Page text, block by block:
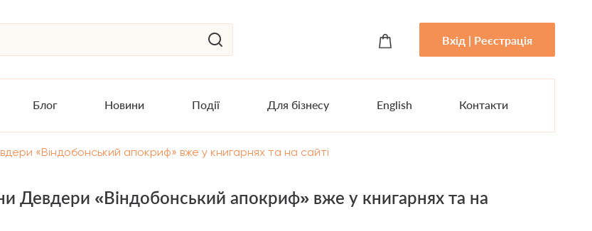
Вхід | Реєстрація
Блог Новини Події Для бізнесу English Контакти
«Віндобонський апокриф» вже у книгарнях та на сайті
Девдери «Віндобонський апокриф» вже у книгарнях та на